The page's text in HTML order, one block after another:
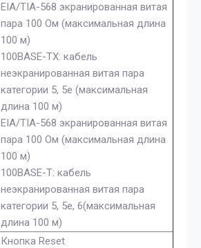
EIA/TIA-568 экранированная витая
пара 100 Ом (максимальная длина
100 м)
100BASE-TX: кабель
неэкранированная витая пара
категории 5, 5е (максимальная
длина 100 м)
EIA/TIA-568 экранированная витая
пара 100 Ом (максимальная длина
100 м)
100BASE-T: кабель
неэкранированная витая пара
категории 5, 5е, 6(максимальная
длина 100 м)
Кнопка Reset